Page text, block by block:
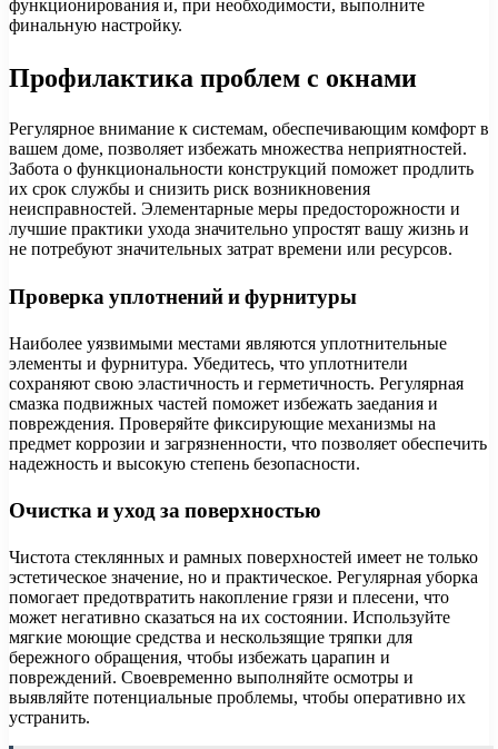
функционирования и, при необходимости, выполните
финальную настройку.
Профилактика проблем с окнами
Регулярное внимание к системам, обеспечивающим комфорт в
вашем доме, позволяет избежать множества неприятностей.
Забота о функциональности конструкций поможет продлить
их срок службы и снизить риск возникновения
неисправностей. Элементарные меры предосторожности и
лучшие практики ухода значительно упростят вашу жизнь и
не потребуют значительных затрат времени или ресурсов.
Проверка уплотнений и фурнитуры
Наиболее уязвимыми местами являются уплотнительные
элементы и фурнитура. Убедитесь, что уплотнители
сохраняют свою эластичность и герметичность. Регулярная
смазка подвижных частей поможет избежать заедания и
повреждения. Проверяйте фиксирующие механизмы на
предмет коррозии и загрязненности, что позволяет обеспечить
надежность и высокую степень безопасности.
Очистка и уход за поверхностью
Чистота стеклянных и рамных поверхностей имеет не только
эстетическое значение, но и практическое. Регулярная уборка
помогает предотвратить накопление грязи и плесени, что
может негативно сказаться на их состоянии. Используйте
мягкие моющие средства и нескользящие тряпки для
бережного обращения, чтобы избежать царапин и
повреждений. Своевременно выполняйте осмотры и
выявляйте потенциальные проблемы, чтобы оперативно их
устранить.